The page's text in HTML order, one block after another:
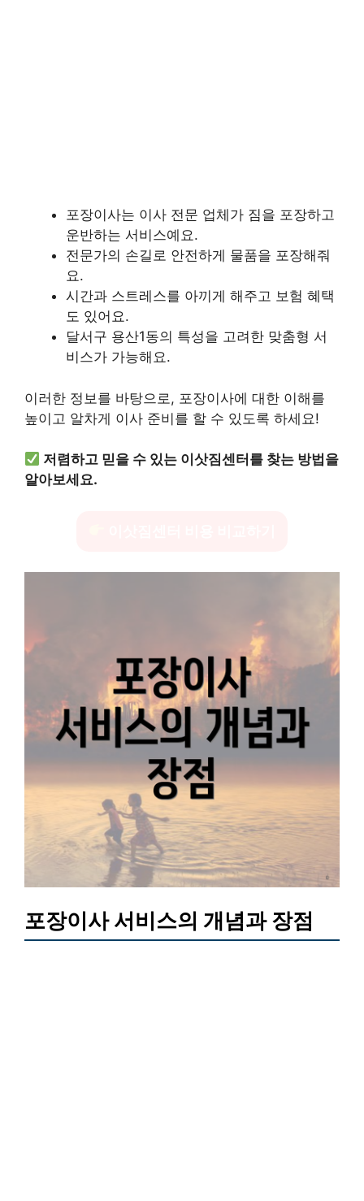
포장이사는 이사 전문 업체가 짐을 포장하고
운반하는 서비스예요.
전문가의 손길로 안전하게 물품을 포장해줘
요.
시간과 스트레스를 아끼게 해주고 보험 혜택
도 있어요.
달서구 용산1동의 특성을 고려한 맞춤형 서
비스가 가능해요.
이러한 정보를 바탕으로, 포장이사에 대한 이해를
높이고 알차게 이사 준비를 할 수 있도록 하세요!
저렴하고 믿을 수 있는 이삿짐센터를 찾는 방법을
알아보세요.
포장이사 서비스의 개념과 장점